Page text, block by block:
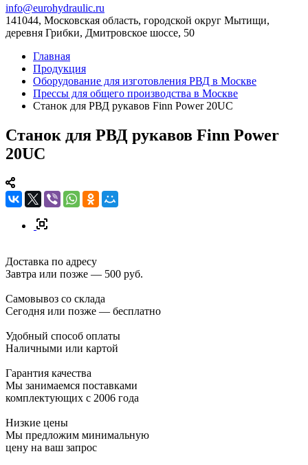
info@eurohydraulic.ru
141044, Московская область, городской округ Мытищи,
деревня Грибки, Дмитровское шоссе, 50
Главная
Продукция
Оборудование для изготовления РВД в Москве
Прессы для общего производства в Москве
Станок для РВД рукавов Finn Power 20UC
Станок для РВД рукавов Finn Power
20UC
Доставка по адресу
Завтра или позже — 500 руб.
Самовывоз со склада
Сегодня или позже — бесплатно
Удобный способ оплаты
Наличными или картой
Гарантия качества
Мы занимаемся поставками
комплектующих с 2006 года
Низкие цены
Мы предложим минимальную
цену на ваш запрос